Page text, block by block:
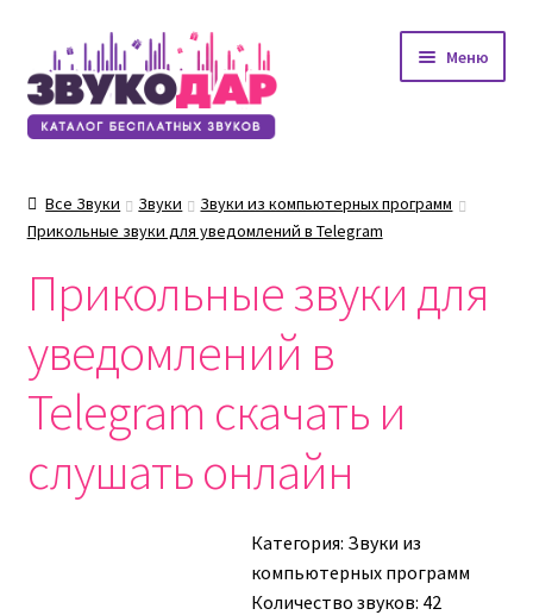
Перейти
к
навигации
Перейти
к
содержимому
Меню
Все Звуки Звуки
Звуки из компьютерных программ
Прикольные звуки для уведомлений в Telegram
Прикольные звуки для
уведомлений в
Telegram скачать и
слушать онлайн
Категория: Звуки из
компьютерных программ
Количество звуков: 42